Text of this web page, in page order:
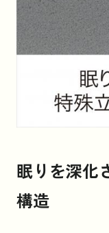
眠りを深化
構造